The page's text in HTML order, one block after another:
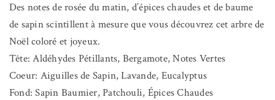
Des notes de rosée du matin, d’épices chaudes et de baume
de sapin scintillent à mesure que vous découvrez cet arbre de
Noël coloré et joyeux.
Tête: Aldéhydes Pétillants, Bergamote, Notes Vertes
Coeur: Aiguilles de Sapin, Lavande, Eucalyptus
Fond: Sapin Baumier, Patchouli, Épices Chaudes